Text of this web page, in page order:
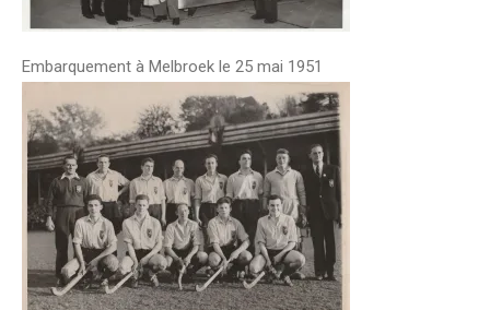
Embarquement à Melbroek le 25 mai 1951